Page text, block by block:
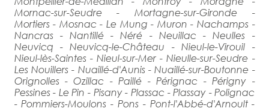
Mornac-sur-Seudre - Mortagne-sur-Gironde -
Mortiers - Mosnac - Le Mung - Muron - Nachamps -
Nancras - Nantillé - Néré - Neuillac - Neulles -
Neuvicq - Neuvicq-le-Château - Nieul-le-Virouil -
Nieul-lès-Saintes - Nieul-sur-Mer - Nieulle-sur-Seudre -
Les Nouillers - Nuaillé-d'Aunis - Nuaillé-sur-Boutonne -
Orignolles - Ozillac - Paillé - Pérignac - Périgny -
Pessines - Le Pin - Pisany - Plassac - Plassay - Polignac
- Pommiers-Moulons - Pons - Pont-l'Abbé-d'Arnoult -